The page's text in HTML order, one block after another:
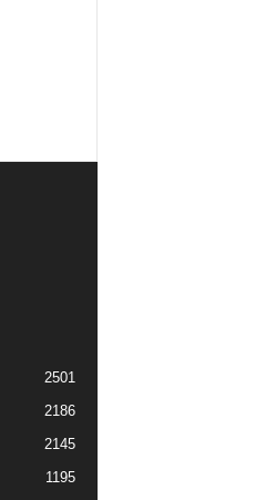
2501
2186
2145
1195